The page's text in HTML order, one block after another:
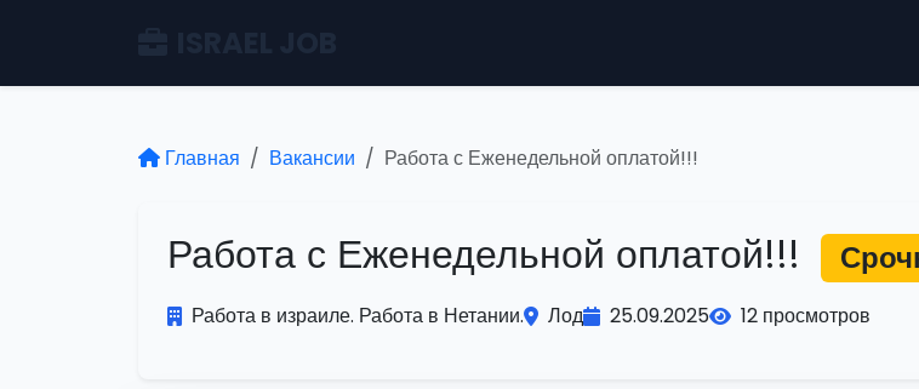
Главная Вакансии Работа с Еженедельной оплатой!!!
Работа с Еженедельной оплатой!!!
Работа в израиле. Работа в Нетании. Лод 25.09.2025 12 просмотров